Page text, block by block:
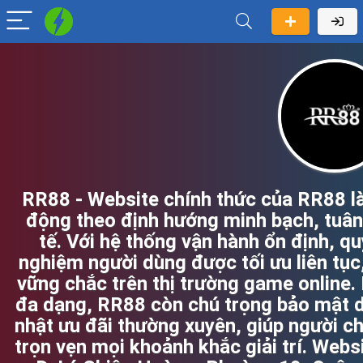
RR88 - Website chính thức của RR88
động theo định hướng minh bạch,
tế. Với hệ thống vận hành ổn định,
nghiệm người dùng được tối ưu liên
vững chắc trên thị trường game
đa dạng, RR88 còn chú trọng bảo mật
nhật ưu đãi thường xuyên, giúp người
trọn vẹn mọi khoảnh khắc giải trí.